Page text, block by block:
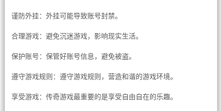
谨防外挂：外挂可能导致账号封禁。
合理游戏：避免沉迷游戏，影响现实生活。
保护账号：保管好账号信息，避免被盗。
遵守游戏规则：遵守游戏规则，营造和谐的游戏环境。
享受游戏：传奇游戏最重要的是享受自由自在的乐趣。